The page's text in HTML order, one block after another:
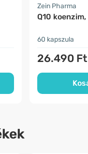
Zein Pharma
Q10
60 kapszula
26.490 Ft